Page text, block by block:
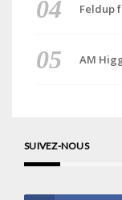
Feldup
AM
SUIVEZ-NOUS